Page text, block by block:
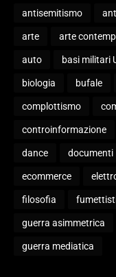
antisemitismo
arte arte
auto basi militari
biologia bufale
complottismo
controinformazione
dance documenti
ecommerce
filosofia
guerra asimmetrica
guerra mediatica